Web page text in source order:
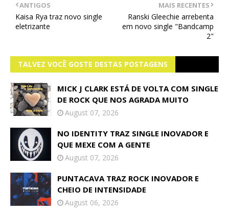
MAIS RECENTES
Ranski Gleechie arrebenta
em novo single "Bandcamp
2"
ANTIGOS
Kaisa Rya traz novo single
eletrizante
TALVEZ VOCÊ GOSTE DESTAS POSTAGENS
MICK J CLARK ESTÁ DE VOLTA COM SINGLE
DE ROCK QUE NOS AGRADA MUITO
August 07, 2026
NO IDENTITY TRAZ SINGLE INOVADOR E
QUE MEXE COM A GENTE
August 07, 2026
PUNTACAVA TRAZ ROCK INOVADOR E
CHEIO DE INTENSIDADE
August 06, 2026